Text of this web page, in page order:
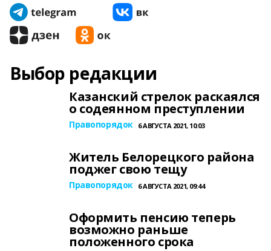
Выбор редакции
Казанский стрелок раскаялся
о содеянном преступлении
Правопорядок 6 АВГУСТА 2021, 10:03
Житель Белорецкого района
поджег свою тещу
Правопорядок 6 АВГУСТА 2021, 09:44
Оформить пенсию теперь
возможно раньше
положенного срока